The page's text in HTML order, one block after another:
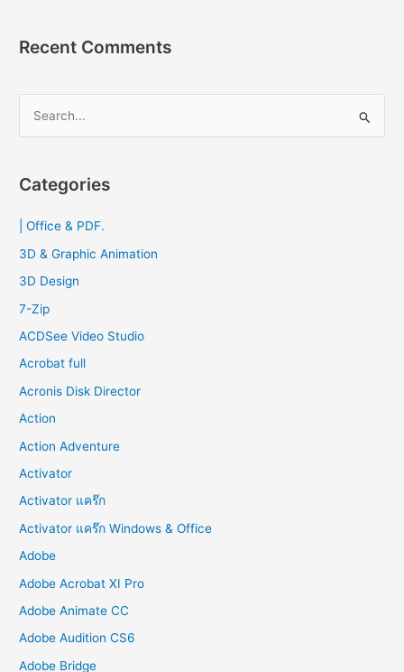
แต่ง
2023
Recent Comments
r
f
o
Categories
| Office & PDF.
3D & Graphic Animation
3D Design
7-Zip
ACDSee Video Studio
Acrobat full
Acronis Disk Director
Action
Action Adventure
Activator
Activator แคร๊ก
Activator แคร๊ก Windows & Office
Adobe
Adobe Acrobat XI Pro
Adobe Animate CC
Adobe Audition CS6
Adobe Bridge